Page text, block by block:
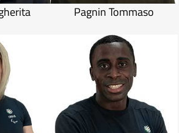
Pagnin Tommaso